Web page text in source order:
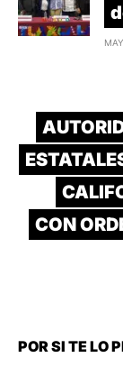
CON
POR SI TE LO